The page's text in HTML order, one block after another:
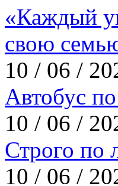
«Каждый
свою
10 / 06 /
Автобус
10 / 06 /
Строго по
10 / 06 /